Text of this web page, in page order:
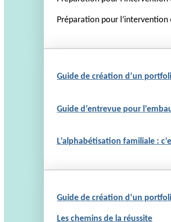
Préparation pour
Guide de création d’un
Guide d’entrevue pour
L’alphabétisation familiale :
Guide de création d’un
Les chemins de la réussite